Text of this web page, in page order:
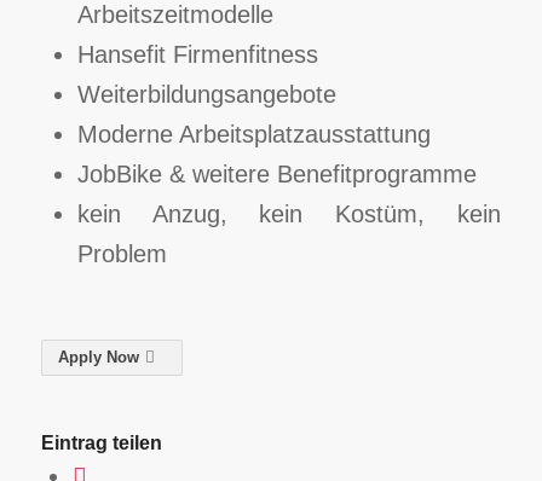
Arbeitszeitmodelle
Hansefit Firmenfitness
Weiterbildungsangebote
Moderne Arbeitsplatzausstattung
JobBike & weitere Benefitprogramme
kein Anzug, kein Kostüm, kein
Problem
Apply Now
Eintrag teilen